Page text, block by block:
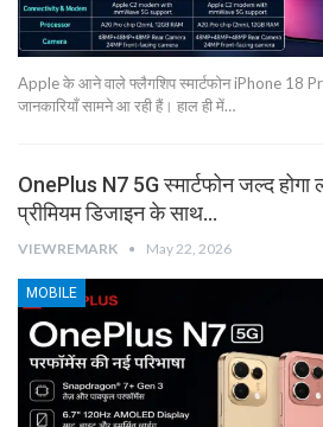
Apple के आने वाले फ्लैगशिप स्मार्टफोन iPhone 18
जानकारियाँ सामने आ रही हैं। हाल ही में…
OnePlus N7 5G स्मार्टफोन जल्द होगा
प्रीमियम डिजाइन के साथ…
VIEWREMARK May 22, 2026
MOBILE